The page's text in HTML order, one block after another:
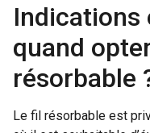
Indications
quand
résorbable
Le fil résorbable est